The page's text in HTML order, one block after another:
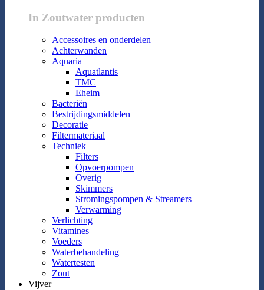
In Zoutwater producten
Accessoires en onderdelen
Achterwanden
Aquaria
Aquatlantis
TMC
Eheim
Bacteriën
Bestrijdingsmiddelen
Decoratie
Filtermateriaal
Techniek
Filters
Opvoerpompen
Overig
Skimmers
Stromingspompen & Streamers
Verwarming
Verlichting
Vitamines
Voeders
Waterbehandeling
Watertesten
Zout
Vijver